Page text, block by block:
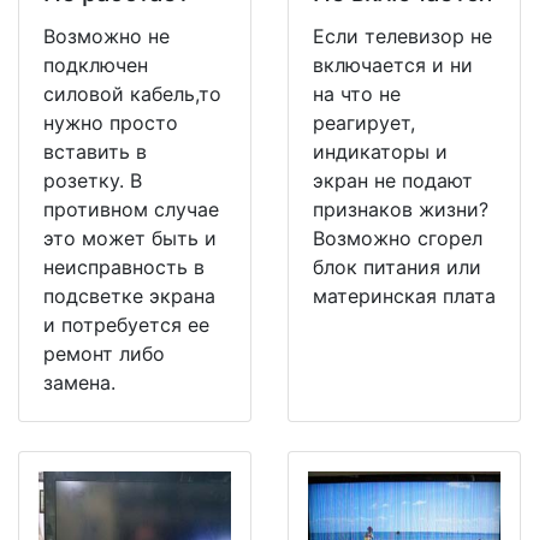
Возможно не
подключен
силовой кабель,то
нужно просто
вставить в
розетку. В
противном случае
это может быть и
неисправность в
подсветке экрана
и потребуется ее
ремонт либо
замена.
Если телевизор не
включается и ни
на что не
реагирует,
индикаторы и
экран не подают
признаков жизни?
Возможно сгорел
блок питания или
материнская плата